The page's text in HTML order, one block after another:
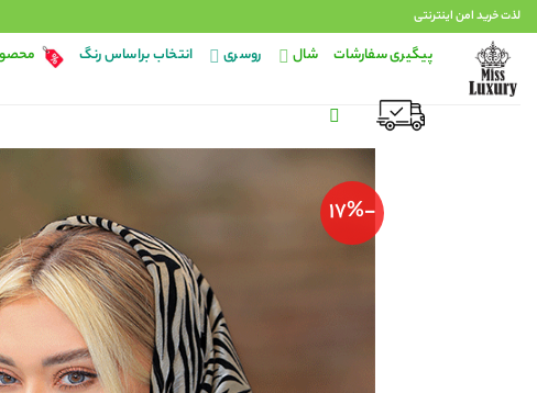
Skip
to
content
لذت خرید امن اینترنتی
پیگیری سفارشات شال روسری انتخاب براساس رنگ
-17%